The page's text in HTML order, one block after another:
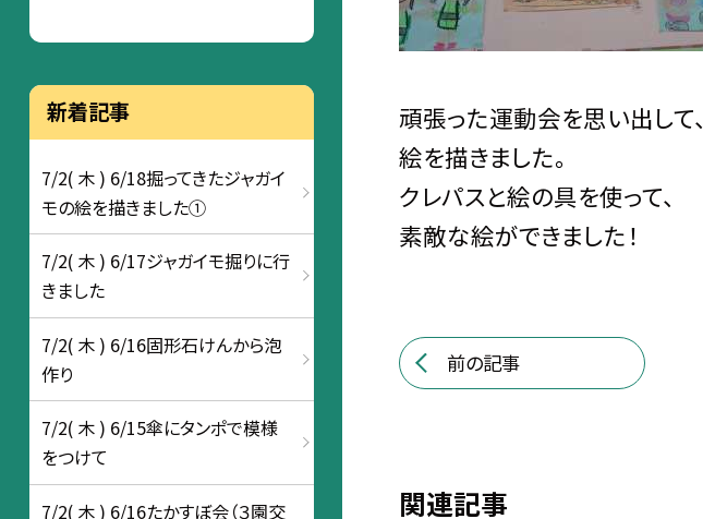
頑張った運動会を思い出して、
絵を描きました。
クレパスと絵の具を使って、
素敵な絵ができました！
前の記事
関連記事
新着記事
7/2( 木 ) 6/18掘ってきたジャガイ
モの絵を描きました①
7/2( 木 ) 6/17ジャガイモ掘りに行
きました
7/2( 木 ) 6/16固形石けんから泡
作り
7/2( 木 ) 6/15傘にタンポで模様
をつけて
7/2( 木 ) 6/16たかすぼ会（３園交